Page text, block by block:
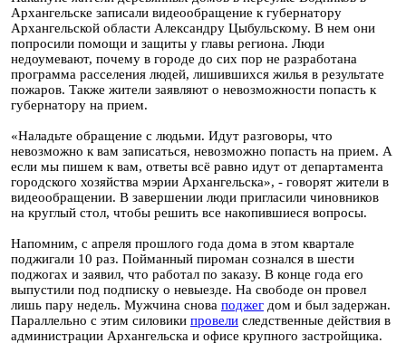
Архангельске записали видеообращение к губернатору
Архангельской области Александру Цыбульскому. В нем они
попросили помощи и защиты у главы региона. Люди
недоумевают, почему в городе до сих пор не разработана
программа расселения людей, лишившихся жилья в результате
пожаров. Также жители заявляют о невозможности попасть к
губернатору на прием.
«Наладьте обращение с людьми. Идут разговоры, что
невозможно к вам записаться, невозможно попасть на прием. А
если мы пишем к вам, ответы всё равно идут от департамента
городского хозяйства мэрии Архангельска», - говорят жители в
видеообращении. В завершении люди пригласили чиновников
на круглый стол, чтобы решить все накопившиеся вопросы.
Напомним, с апреля прошлого года дома в этом квартале
поджигали 10 раз. Пойманный пироман сознался в шести
поджогах и заявил, что работал по заказу. В конце года его
выпустили под подписку о невыезде. На свободе он провел
лишь пару недель. Мужчина снова поджег дом и был задержан.
Параллельно с этим силовики провели следственные действия в
администрации Архангельска и офисе крупного застройщика.